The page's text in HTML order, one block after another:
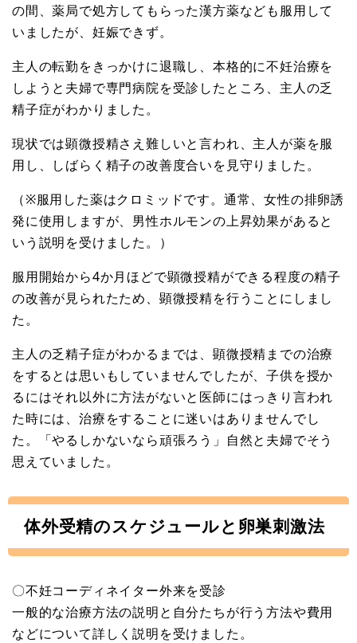
の間、薬局で処方してもらった漢方薬なども服用して
いましたが、妊娠できず。
主人の転勤をきっかけに退職し、本格的に不妊治療を
しようと夫婦で専門病院を受診したところ、主人の乏
精子症がわかりました。
現状では顕微授精さえ難しいと言われ、主人が薬を服
用し、しばらく精子の改善度合いを見守りました。
（※服用した薬はクロミッドです。通常、女性の排卵誘
発に使用しますが、男性ホルモンの上昇効果があると
いう説明を受けました。）
服用開始から4か月ほどで顕微授精ができる程度の精子
の改善が見られたため、顕微授精を行うことにしまし
た。
主人の乏精子症がわかるまでは、顕微授精までの治療
をするとは思いもしていませんでしたが、子供を授か
るにはそれ以外に方法がないと医師にはっきり言われ
た時には、治療をすることに迷いはありませんでし
た。「やるしかないなら頑張ろう」自然と夫婦でそう
思えていました。
体外受精のスケジュールと卵巣刺激法
〇不妊コーディネイター外来を受診
一般的な治療方法の説明と自分たちが行う方法や費用
などについて詳しく説明を受けました。